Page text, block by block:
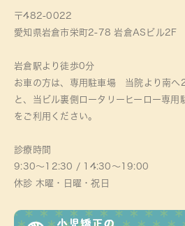
〒482-0022
愛知県岩倉市栄町2-78 岩倉ASビル2F
岩倉駅より徒歩0分
お車の方は、専用駐車場 当院より南
と、当ビル裏側ロータリーヒーロー専
をご利用ください。
診療時間
9:30～12:30 / 14:30～19:00
休診 木曜・日曜・祝日